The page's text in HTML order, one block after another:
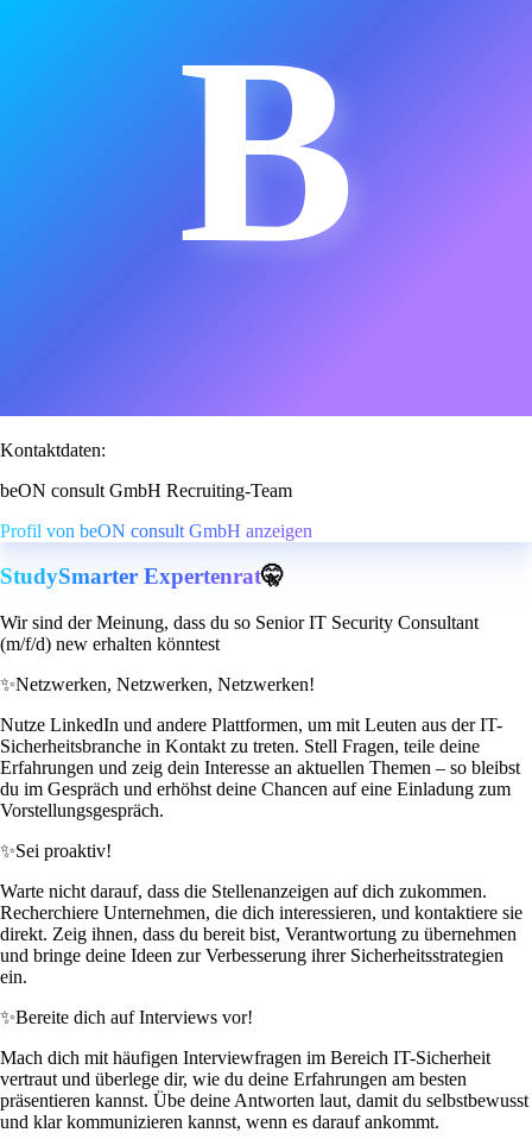
B
Kontaktdaten:
beON consult GmbH Recruiting-Team
Profil von beON consult GmbH anzeigen
StudySmarter Expertenrat🤫
Wir sind der Meinung, dass du so Senior IT Security Consultant
(m/f/d) new erhalten könntest
✨Netzwerken, Netzwerken, Netzwerken!
Nutze LinkedIn und andere Plattformen, um mit Leuten aus der IT-
Sicherheitsbranche in Kontakt zu treten. Stell Fragen, teile deine
Erfahrungen und zeig dein Interesse an aktuellen Themen – so bleibst
du im Gespräch und erhöhst deine Chancen auf eine Einladung zum
Vorstellungsgespräch.
✨Sei proaktiv!
Warte nicht darauf, dass die Stellenanzeigen auf dich zukommen.
Recherchiere Unternehmen, die dich interessieren, und kontaktiere sie
direkt. Zeig ihnen, dass du bereit bist, Verantwortung zu übernehmen
und bringe deine Ideen zur Verbesserung ihrer Sicherheitsstrategien
ein.
✨Bereite dich auf Interviews vor!
Mach dich mit häufigen Interviewfragen im Bereich IT-Sicherheit
vertraut und überlege dir, wie du deine Erfahrungen am besten
präsentieren kannst. Übe deine Antworten laut, damit du selbstbewusst
und klar kommunizieren kannst, wenn es darauf ankommt.